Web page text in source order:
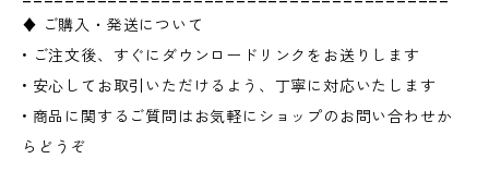
♦ ご購入・発送について
• ご注文後、すぐにダウンロードリンクをお送りします
• 安心してお取引いただけるよう、丁寧に対応いたします
• 商品に関するご質問はお気軽にショップのお問い合わせか
らどうぞ